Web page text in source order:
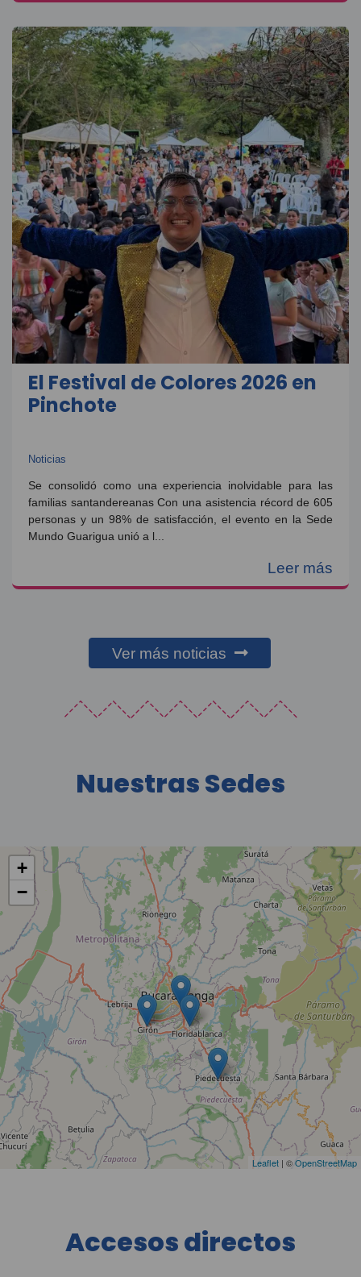
El Festival de Colores 2026 en
Pinchote
Noticias
Se consolidó como una experiencia inolvidable para las
familias santandereanas Con una asistencia récord de 605
personas y un 98% de satisfacción, el evento en la Sede
Mundo Guarigua unió a l...
Leer más
Ver más noticias
Nuestras Sedes
+
−
Leaflet | ©OpenStreetMap
Accesos directos